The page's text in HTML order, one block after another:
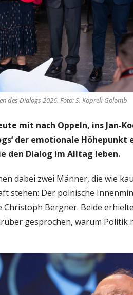
des Dialogs 2026. Foto: S. Koprek-Golomb
mit nach Oppeln, ins Jan-
der emotionale
den Dialog im Alltag leben.
dabei zwei Männer, die wie
stehen: Der polnische
Bergner. Beide
gesprochen, warum Politik